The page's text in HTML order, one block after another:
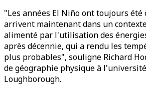
"Les années El Niño ont toujours été
arrivent maintenant dans un
alimenté par l'utilisation des
après décennie, qui a rendu les
plus probables", souligne Richard
de géographie physique à
Loughborough.